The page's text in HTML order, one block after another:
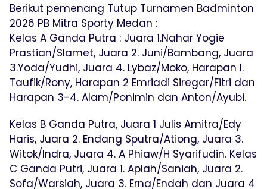
Berikut pemenang Tutup Turnamen Badminton
2026 PB Mitra Sporty Medan :
Kelas A Ganda Putra : Juara 1.Nahar Yogie
Prastian/Slamet, Juara 2. Juni/Bambang, Juara
3.Yoda/Yudhi, Juara 4. Lybaz/Moko, Harapan I.
Taufik/Rony, Harapan 2 Emriadi Siregar/Fitri dan
Harapan 3-4. Alam/Ponimin dan Anton/Ayubi.
Kelas B Ganda Putra, Juara 1 Julis Amitra/Edy
Haris, Juara 2. Endang Sputra/Ationg, Juara 3.
Witok/Indra, Juara 4. A Phiaw/H Syarifudin. Kelas
C Ganda Putri, Juara 1. Aplah/Saniah, Juara 2.
Sofa/Warsiah, Juara 3. Erna/Endah dan Juara 4